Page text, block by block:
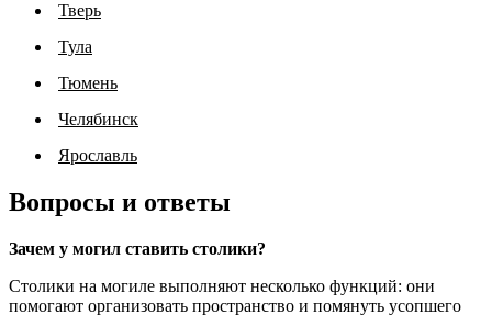
Тверь
Тула
Тюмень
Челябинск
Ярославль
Вопросы и ответы
Зачем у могил ставить столики?
Столики на могиле выполняют несколько функций: они
помогают организовать пространство и помянуть усопшего